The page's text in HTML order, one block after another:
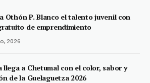
Othón P. Blanco el talento juvenil con
de emprendimiento
2026
llega a Chetumal con el color, sabor y
de la Guelaguetza 2026